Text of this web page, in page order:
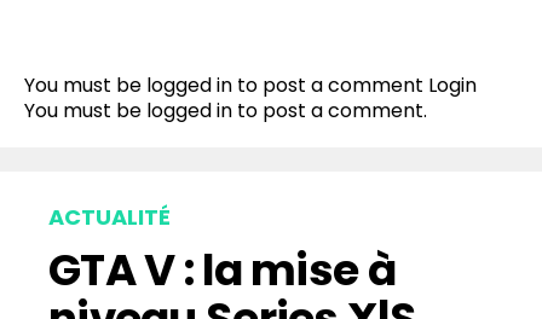
You must be logged in to post a comment Login
You must be logged in to post a comment.
ACTUALITÉ
GTA V : la mise à